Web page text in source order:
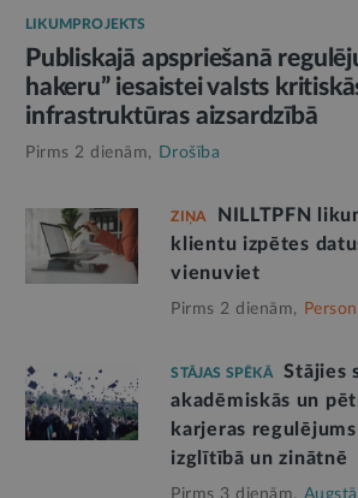
LIKUMPROJEKTS
Publiskajā apspriešanā
hakeru” iesaistei valsts
infrastruktūras aizsardzībā
Pirms 2 dienām, Drošība
ZIŅA
NILLTPFN
klientu izpētes
vienuviet
Pirms 2 dienām,
STĀJAS SPĒKĀ
Stājies
akadēmiskās un
karjeras
izglītībā un zinātnē
Pirms 3 dienām,